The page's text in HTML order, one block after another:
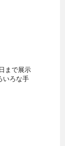
まで展示
いろな手